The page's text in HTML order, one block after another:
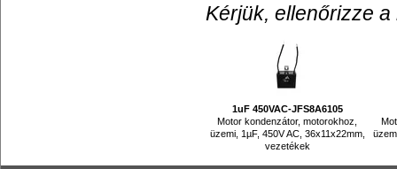
Kérjük, ellenőrizze
1uF 450VAC-JFS8A6105
Motor kondenzátor, motorokhoz,
üzemi, 1µF, 450V AC, 36x11x22mm,
vezetékek